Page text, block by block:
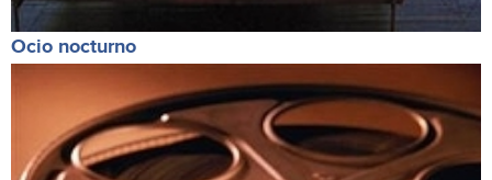
Ocio nocturno